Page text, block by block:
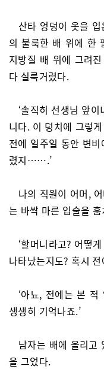
산타 엉덩이 옷을
의 불룩한 배 위에 한
지방질 배 위에 그려
다 실룩거렸다.
‘솔직히 선생님 앞
니다. 이 덩치에 그렇
전에 일주일 동안 변
렸지…….’
나의 직원이 어머,
는 바싹 마른 입술을
‘할머니라고? 어떻
나타났는지도? 혹시
‘아뇨, 전에는 본
생생히 기억나죠.’
남자는 배에 올리고
을 그었다.